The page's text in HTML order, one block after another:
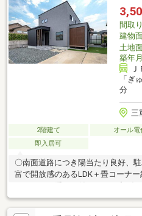
チンですので家事の負担も軽減し
わず安心・安全！小さなお子様の
学校■ 港小学校・鎌田中学校間取り
建物
土地
築年月
「ぎ
分
三
2階建て オール電
即入居可
〇南面道路につき陽当たり良好、
富で開放感のあるLDK＋畳コーナー
高さのあるシューズクロークがあ
ウェイウォークスルークローゼッ